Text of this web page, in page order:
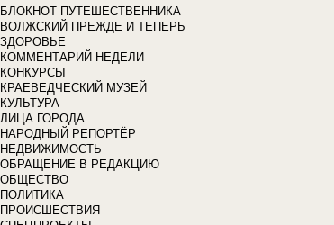
БЛОКНОТ ПУТЕШЕСТВЕННИКА
ВОЛЖСКИЙ ПРЕЖДЕ И ТЕПЕРЬ
ЗДОРОВЬЕ
КОММЕНТАРИЙ НЕДЕЛИ
КОНКУРСЫ
КРАЕВЕДЧЕСКИЙ МУЗЕЙ
КУЛЬТУРА
ЛИЦА ГОРОДА
НАРОДНЫЙ РЕПОРТЁР
НЕДВИЖИМОСТЬ
ОБРАЩЕНИЕ В РЕДАКЦИЮ
ОБЩЕСТВО
ПОЛИТИКА
ПРОИСШЕСТВИЯ